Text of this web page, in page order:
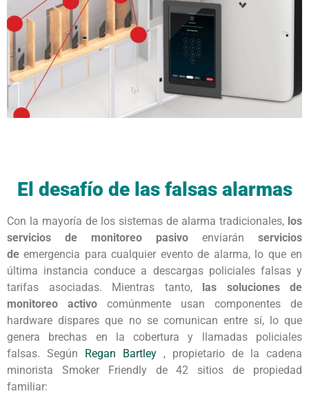
El desafío de las falsas alarmas
Con la mayoría de los sistemas de alarma tradicionales, los
servicios de monitoreo pasivo enviarán servicios
de emergencia para cualquier evento de alarma, lo que en
última instancia conduce a descargas policiales falsas y
tarifas asociadas. Mientras tanto, las soluciones de
monitoreo activo comúnmente usan componentes de
hardware dispares que no se comunican entre sí, lo que
genera brechas en la cobertura y llamadas policiales
falsas. Según Regan Bartley , propietario de la cadena
minorista Smoker Friendly de 42 sitios de propiedad
familiar: